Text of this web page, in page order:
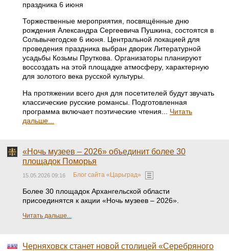
праздника 6 июня
Торжественные мероприятия, посвящённые дню
рождения Александра Сергеевича Пушкина, состоятся в
Сольвычегодске 6 июня. Центральной локацией для
проведения праздника выбран дворик Литературной
усадьбы Козьмы Пруткова. Организаторы планируют
воссоздать на этой площадке атмосферу, характерную
для золотого века русской культуры.
На протяжении всего дня для посетителей будут звучать
классические русские романсы. Подготовленная
программа включает поэтические чтения... Читать
дальше...
«Ночь музеев – 2026» объединит более 30
площадок Поморья
15.05.2026 09:16 Блог сайта «Царьград»
Более 30 площадок Архангельской области
присоединятся к акции «Ночь музеев – 2026».
Читать дальше...
Черняховск станет новой столицей «Серебряного